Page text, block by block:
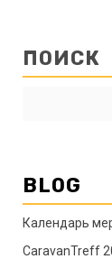
ПОИСК
BLOG
Календарь
CaravanTreff